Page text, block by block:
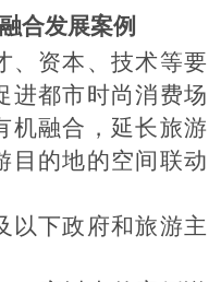
合发展案例
、资本、技术等要
进都市时尚消费场
机融合，延长旅游
目的地的空间联动
以下政府和旅游主